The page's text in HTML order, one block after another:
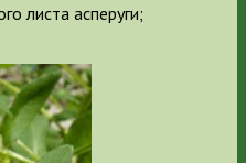
листа асперуги;